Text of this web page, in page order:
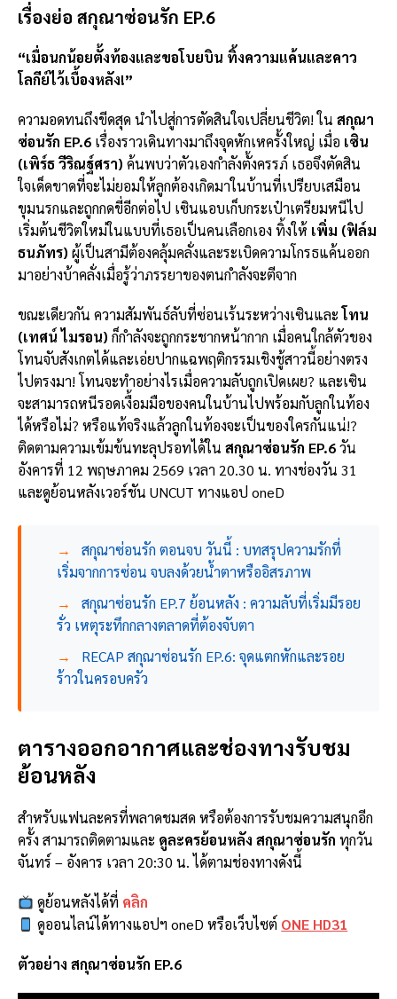
เรื่องย่อ สกุณาซ่อนรัก EP.6
“เมื่อนกน้อยตั้งท้องและขอโบยบิน ทิ้งความแค้นและคาว
โลกีย์ไว้เบื้องหลัง!”
ความอดทนถึงขีดสุด นำไปสู่การตัดสินใจเปลี่ยนชีวิต! ใน สกุณา
ซ่อนรัก EP.6 เรื่องราวเดินทางมาถึงจุดหักเหครั้งใหญ่ เมื่อ เซิน
(เพิร์ธ วีริณฐ์ศรา) ค้นพบว่าตัวเองกำลังตั้งครรภ์ เธอจึงตัดสิน
ใจเด็ดขาดที่จะไม่ยอมให้ลูกต้องเกิดมาในบ้านที่เปรียบเสมือน
ขุมนรกและถูกกดขี่อีกต่อไป เซินแอบเก็บกระเป๋าเตรียมหนีไป
เริ่มต้นชีวิตใหม่ในแบบที่เธอเป็นคนเลือกเอง ทิ้งให้ เพิ่ม (ฟิล์ม
ธนภัทร) ผู้เป็นสามีต้องคลุ้มคลั่งและระเบิดความโกรธแค้นออก
มาอย่างบ้าคลั่งเมื่อรู้ว่าภรรยาของตนกำลังจะตีจาก
ขณะเดียวกัน ความสัมพันธ์ลับที่ซ่อนเร้นระหว่างเซินและโทน
(เทศน์ ไมรอน) ก็กำลังจะถูกกระชากหน้ากาก เมื่อคนใกล้ตัวของ
โทนจับสังเกตได้และเอ่ยปากแฉพฤติกรรมเชิงชู้สาวนี้อย่างตรง
ไปตรงมา! โทนจะทำอย่างไรเมื่อความลับถูกเปิดเผย? และเซิน
จะสามารถหนีรอดเงื้อมมือของคนในบ้านไปพร้อมกับลูกในท้อง
ได้หรือไม่? หรือแท้จริงแล้วลูกในท้องจะเป็นของใครกันแน่!?
ติดตามความเข้มข้นทะลุปรอทได้ใน สกุณาซ่อนรัก EP.6วัน
อังคารที่ 12 พฤษภาคม 2569 เวลา 20.30 น. ทางช่องวัน 31
และดูย้อนหลังเวอร์ชัน UNCUT ทางแอป oneD
→
สกุณาซ่อนรัก ตอนจบ วันนี้ : บทสรุปความรักที่
เริ่มจากการซ่อน จบลงด้วยน้ำตาหรืออิสรภาพ
→
สกุณาซ่อนรัก EP.7 ย้อนหลัง : ความลับที่เริ่มมีรอย
รั่ว เหตุระทึกกลางตลาดที่ต้องจับตา
→
RECAP สกุณาซ่อนรัก EP.6: จุดแตกหักและรอย
ร้าวในครอบครัว
ตารางออกอากาศและช่องทางรับชม
ย้อนหลัง
สำหรับแฟนละครที่พลาดชมสด หรือต้องการรับชมความสนุกอีก
ครั้ง สามารถติดตามและ ดูละครย้อนหลัง สกุณาซ่อนรัก ทุกวัน
จันทร์ – อังคาร เวลา 20:30 น. ได้ตามช่องทางดังนี้
ดูย้อนหลังได้ที่ คลิก
ดูออนไลน์ได้ทางแอปฯ oneD หรือเว็บไซต์ ONE HD31
ตัวอย่าง สกุณาซ่อนรัก EP.6